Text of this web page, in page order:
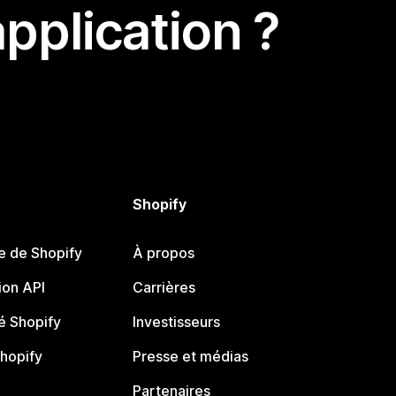
?
de Shopify
API
Shopify
Shopify
À propos
Carrières
Investisseurs
Presse et médias
Partenaires